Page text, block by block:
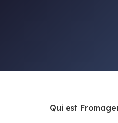
Qui est